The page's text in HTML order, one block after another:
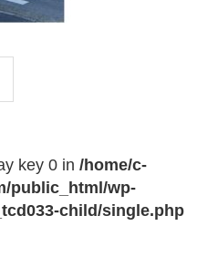
key 0 in /home/c-
public_html/wp-
child/single.php